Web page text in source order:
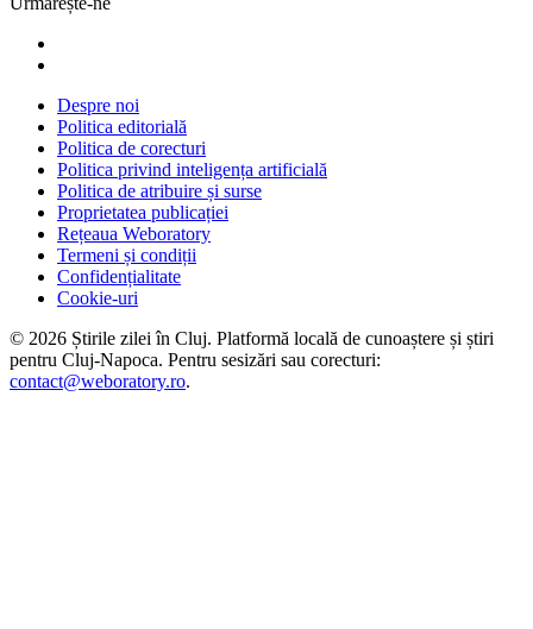
Despre noi
Politica editorială
Politica de corecturi
Politica privind inteligența artificială
Politica de atribuire și surse
Proprietatea publicației
Rețeaua Weboratory
Termeni și condiții
Confidențialitate
Cookie-uri
© 2026 Știrile zilei în Cluj. Platformă locală de cunoaștere și știri
pentru Cluj-Napoca. Pentru sesizări sau corecturi:
contact@weboratory.ro.